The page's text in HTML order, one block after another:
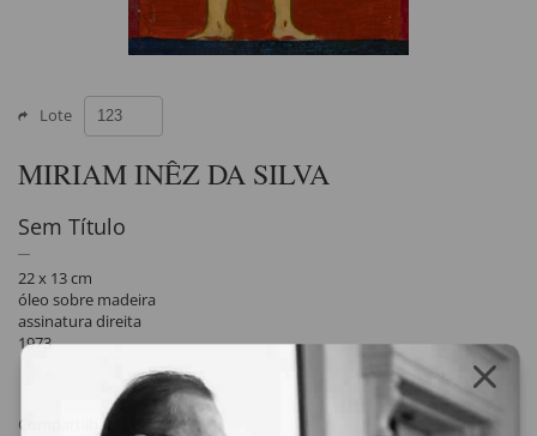
Lote
MIRIAM INÊZ DA SILVA
Sem Título
22 x 13 cm
óleo sobre madeira
assinatura direita
1973
Compartilhar